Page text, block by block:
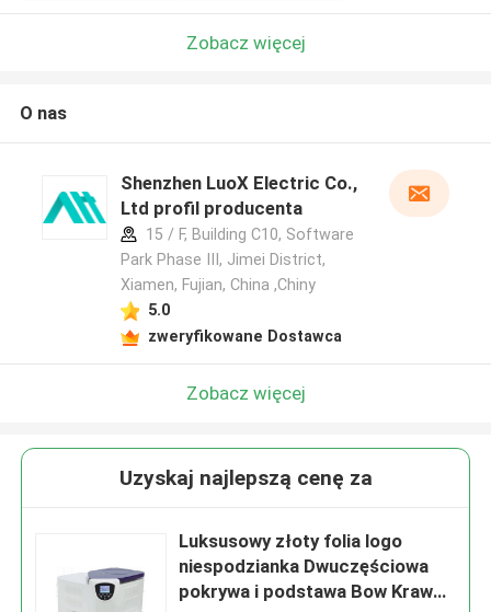
Zobacz więcej
O nas
Shenzhen LuoX Electric Co.,
Ltd profil producenta
15 / F, Building C10, Software
Park Phase III, Jimei District,
Xiamen, Fujian, China ,Chiny
5.0
zweryfikowane Dostawca
Zobacz więcej
Uzyskaj najlepszą cenę za
Luksusowy złoty folia logo
niespodzianka Dwuczęściowa
pokrywa i podstawa Bow Krawat